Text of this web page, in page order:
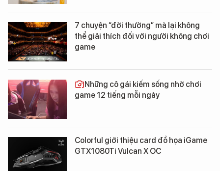
7 chuyện “đời thường” mà lại không
thể giải thích đối với người không chơi
game
Những cô gái kiếm sống nhờ chơi
game 12 tiếng mỗi ngày
Colorful giới thiệu card đồ họa iGame
GTX1080Ti Vulcan X OC